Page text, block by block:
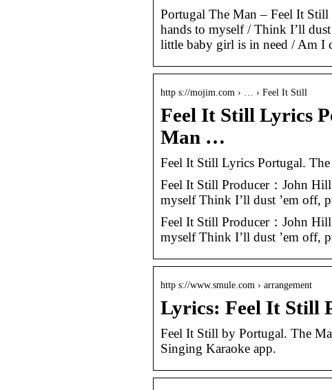
Portugal The Man – Feel It Still
hands to myself / Think I’ll
little baby girl is in need / Am I
http s://mojim.com › … › Feel It Still
Feel It Still Lyrics
Man …
Feel It Still Lyrics Portugal.
Feel It Still Producer：John
myself Think I’ll dust ’em off,
Feel It Still Producer：John
myself Think I’ll dust ’em off,
http s://www.smule.com › arrangement
Lyrics: Feel It Still
Feel It Still by Portugal. The
Singing Karaoke app.